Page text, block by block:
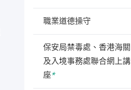
職業道德操守
保安局禁毒處、香港海關
及入境事務處聯合網上講
座*